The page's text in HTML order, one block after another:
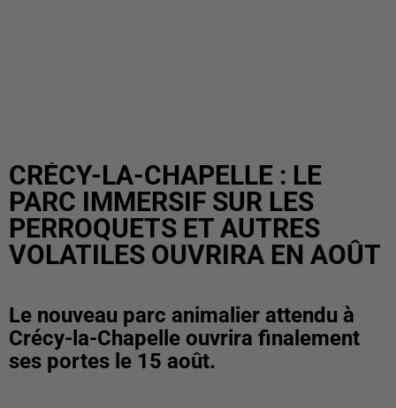
CRÉCY-LA-CHAPELLE : LE
PARC IMMERSIF SUR LES
PERROQUETS ET AUTRES
VOLATILES OUVRIRA EN AOÛT
Le nouveau parc animalier attendu à
Crécy-la-Chapelle ouvrira finalement
ses portes le 15 août.